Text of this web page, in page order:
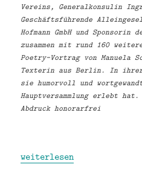
Vereins, Generalkonsulin
Geschäftsführende
Hofmann GmbH und
zusammen mit rund 160
Poetry-Vortrag von Manuela
Texterin aus Berlin. In ihrer
sie humorvoll und
Hauptversammlung erlebt
Abdruck honorarfrei
„Ruck und Röcke beim 4.
weiterlesen